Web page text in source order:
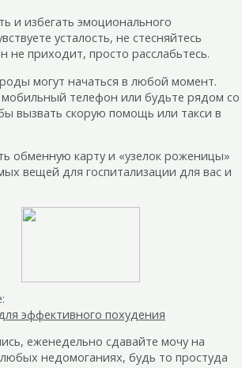
и избегать эмоционального
усталость, не стесняйтесь
не приходит, просто расслабьтесь.
могут начаться в любой момент.
телефон или будьте рядом со
вызвать скорую помощь или такси в
обменную карту и «узелок роженицы»
вещей для госпитализации для вас и
эффективного похудения
еженедельно сдавайте мочу на
недомоганиях, будь то простуда